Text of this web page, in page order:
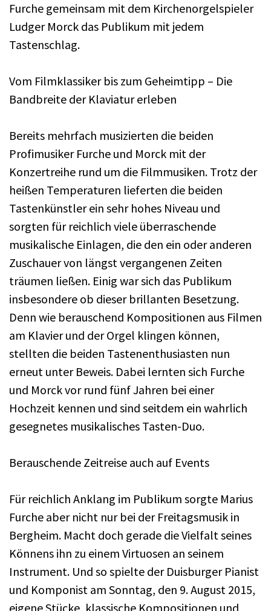
Furche gemeinsam mit dem Kirchenorgelspieler
Ludger Morck das Publikum mit jedem
Tastenschlag.
Vom Filmklassiker bis zum Geheimtipp – Die
Bandbreite der Klaviatur erleben
Bereits mehrfach musizierten die beiden
Profimusiker Furche und Morck mit der
Konzertreihe rund um die Filmmusiken. Trotz der
heißen Temperaturen lieferten die beiden
Tastenkünstler ein sehr hohes Niveau und
sorgten für reichlich viele überraschende
musikalische Einlagen, die den ein oder anderen
Zuschauer von längst vergangenen Zeiten
träumen ließen. Einig war sich das Publikum
insbesondere ob dieser brillanten Besetzung.
Denn wie berauschend Kompositionen aus Filmen
am Klavier und der Orgel klingen können,
stellten die beiden Tastenenthusiasten nun
erneut unter Beweis. Dabei lernten sich Furche
und Morck vor rund fünf Jahren bei einer
Hochzeit kennen und sind seitdem ein wahrlich
gesegnetes musikalisches Tasten-Duo.
Berauschende Zeitreise auch auf Events
Für reichlich Anklang im Publikum sorgte Marius
Furche aber nicht nur bei der Freitagsmusik in
Bergheim. Macht doch gerade die Vielfalt seines
Könnens ihn zu einem Virtuosen an seinem
Instrument. Und so spielte der Duisburger Pianist
und Komponist am Sonntag, den 9. August 2015,
eigene Stücke, klassische Kompositionen und